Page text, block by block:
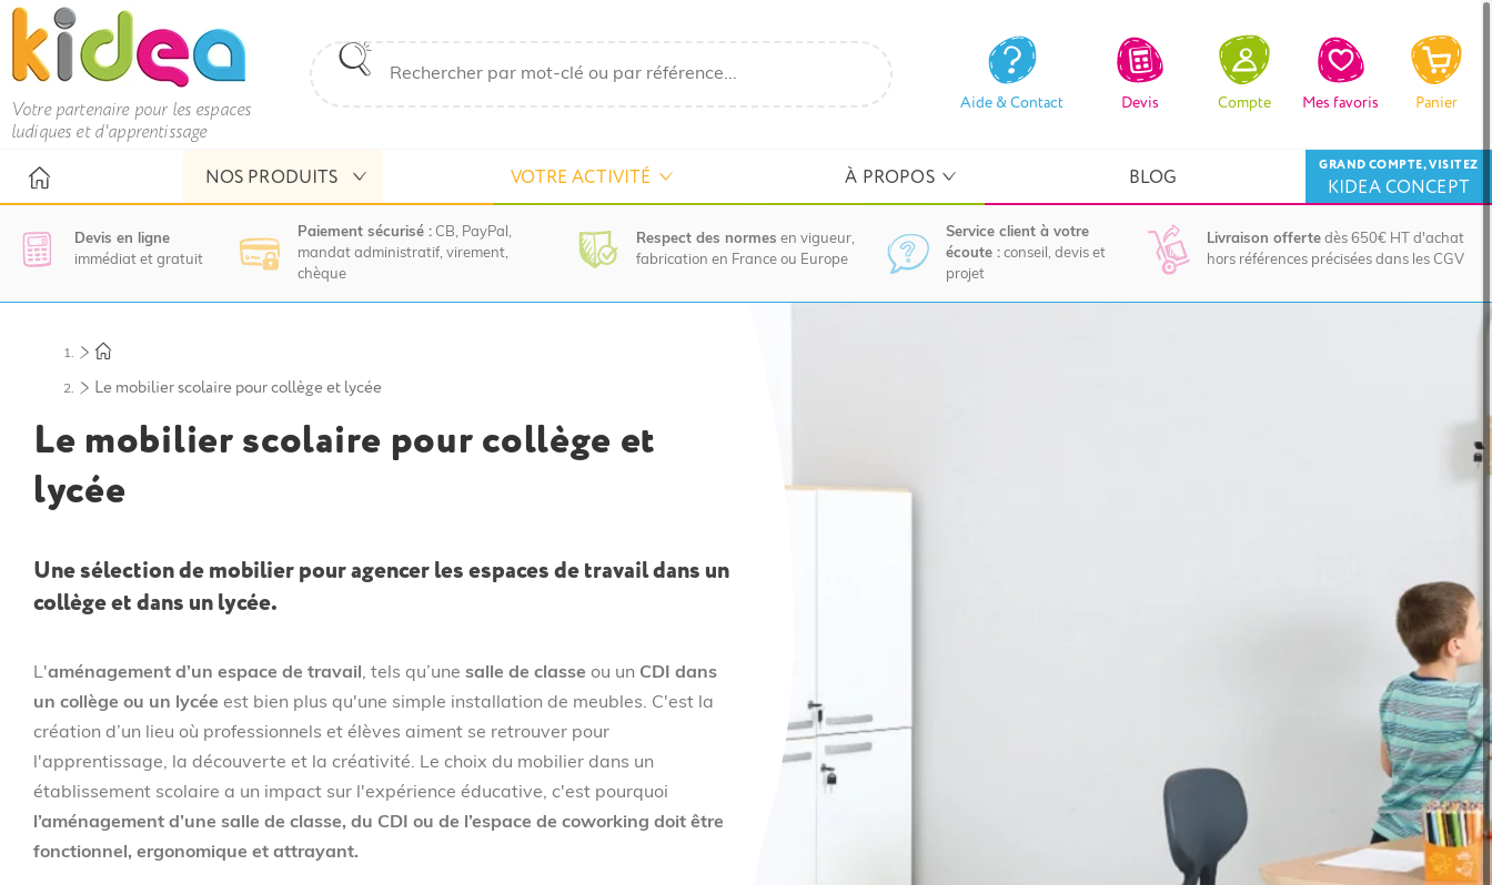
Votre partenaire pour les espaces
ludiques et d'apprentissage
Aide & Contact Devis Compte Mes favoris Panier
NOS PRODUITS VOTRE ACTIVITÉ À PROPOS BLOG KIDEA CONCEPT
GRAND COMPTE, VISITEZ
Devis en ligne
immédiat et gratuit
Paiement sécurisé : CB, PayPal,
mandat administratif, virement,
chèque
Respect des normes en vigueur,
fabrication en France ou Europe
Service client à votre
écoute : conseil, devis et
projet
Livraison offerte dès 650€ HT d'achat
hors références précisées dans les CGV
invitons
le
service
commercial
pour
savoir
votre
projet
d’achat
remise
et
délai
de
livraison.
Le mobilier scolaire pour collège et lycée
Le mobilier scolaire pour collège et
lycée
Une sélection de mobilier pour agencer les espaces de travail dans un
collège et dans un lycée.
L'aménagement d’un espace de travail , tels qu’une salle de classe ou un CDI dans
un collège ou un lycée est bien plus qu'une simple installation de meubles. C'est la
création d’un lieu où professionnels et élèves aiment se retrouver pour
l'apprentissage, la découverte et la créativité. Le choix du mobilier dans un
établissement scolaire a un impact sur l'expérience éducative, c'est pourquoi
l’aménagement d’une salle de classe, du CDI ou de l’espace de coworking doit être
fonctionnel, ergonomique et attrayant.